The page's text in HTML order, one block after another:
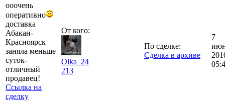
ооочень
оперативно
доставка
Абакан-
Красноярск
заняла меньше
суток-
отличный
продавец!
Ссылка на
сделку
От кого:
Olka_24
213
По сделке:
Сделка в архиве
7